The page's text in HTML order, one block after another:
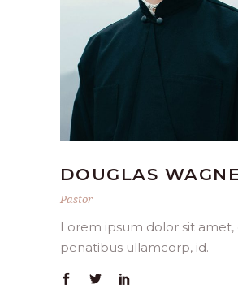
DOUGLAS
Pastor
Lorem ipsum dolor sit amet,
penatibus ullamcorp, id.